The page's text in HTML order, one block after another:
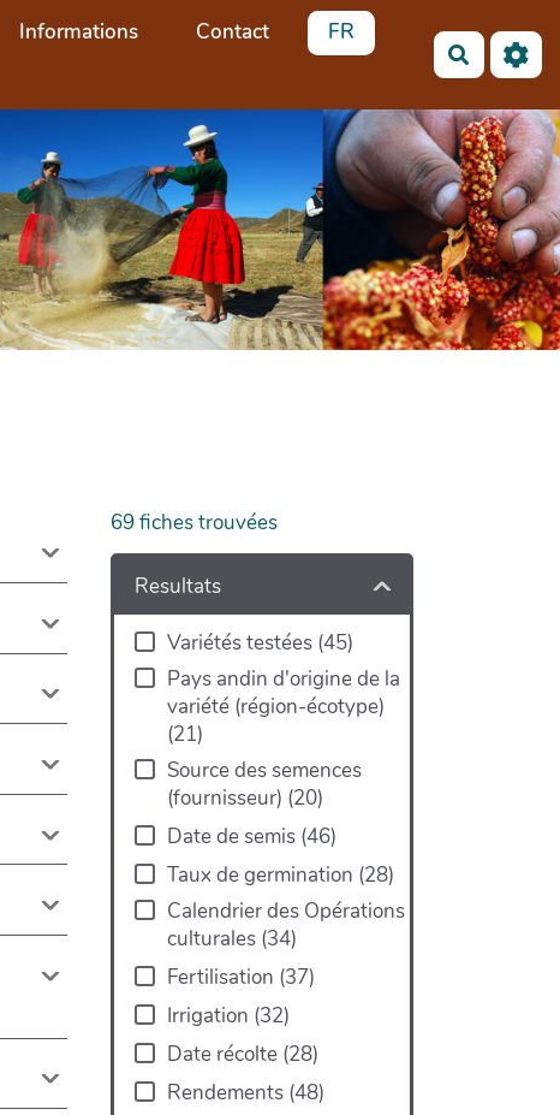
Informations Contact
FR
69fiches trouvées
Resultats
Variétés testées (45)
Pays andin d'origine de la
variété (région-écotype)
(21)
Source des semences
(fournisseur) (20)
Date de semis (46)
Taux de germination (28)
Calendrier des Opérations
culturales (34)
Fertilisation (37)
Irrigation (32)
Date récolte (28)
Rendements (48)